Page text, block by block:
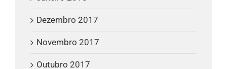
Dezembro 2017
Novembro 2017
Outubro 2017